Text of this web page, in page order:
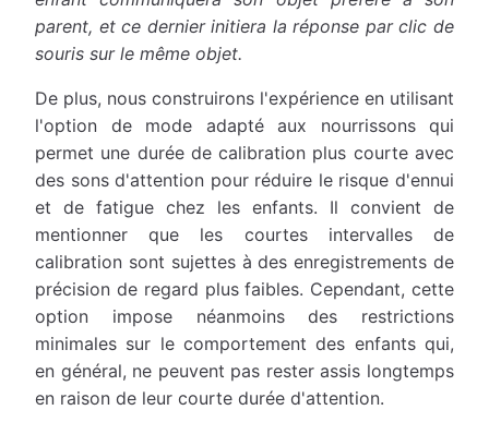
parent, et ce dernier initiera la réponse par clic de
souris sur le même objet.
De plus, nous construirons l'expérience en utilisant
l'option de mode adapté aux nourrissons qui
permet une durée de calibration plus courte avec
des sons d'attention pour réduire le risque d'ennui
et de fatigue chez les enfants. Il convient de
mentionner que les courtes intervalles de
calibration sont sujettes à des enregistrements de
précision de regard plus faibles. Cependant, cette
option impose néanmoins des restrictions
minimales sur le comportement des enfants qui,
en général, ne peuvent pas rester assis longtemps
en raison de leur courte durée d'attention.